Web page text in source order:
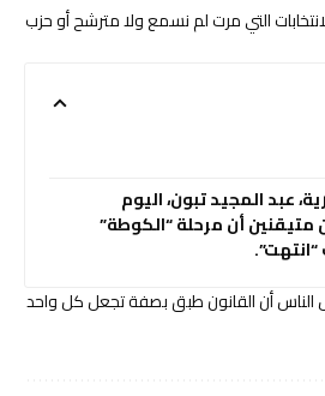
التي مرت لم نسمع ولا مترشح أو حزب
عبد المجيد تبون، اليوم
متيقنين أن مرحلة “الكوطة”
أن القانون طبق بصفة تجعل كل واحد